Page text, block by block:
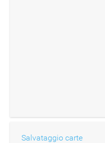
Salvataggio carte